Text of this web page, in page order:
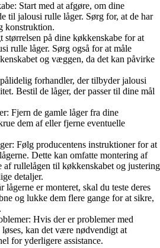
Start med at afgøre, om dine
til jalousi rulle låger. Sørg for, at de har
konstruktion.
størrelsen på dine køkkenskabe for at
rulle låger. Sørg også for at måle
og væggen, da det kan påvirke
forhandler, der tilbyder jalousi
Bestil de låger, der passer til dine mål
Fjern de gamle låger fra dine
dem af eller fjerne eventuelle
Følg producentens instruktioner for at
Dette kan omfatte montering af
af rullelågen til køkkenskabet og justering
detaljer.
lågerne er monteret, skal du teste deres
og lukke dem flere gange for at sikre,
Hvis der er problemer med
kan det være nødvendigt at
for yderligere assistance.